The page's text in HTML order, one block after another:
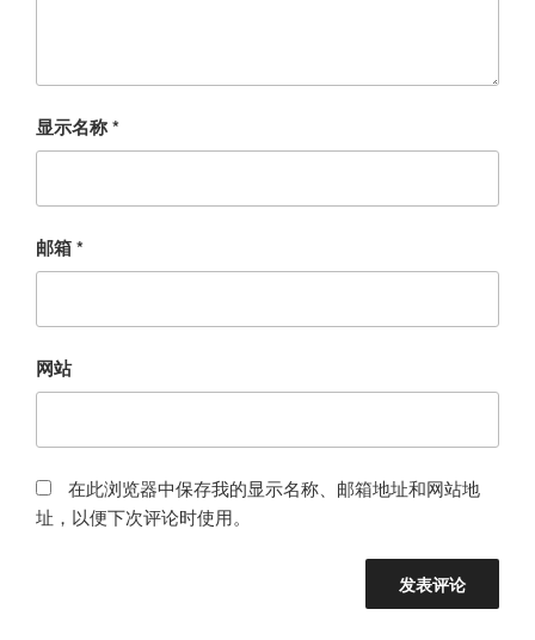
显示名称*
邮箱*
网站
在此浏览器中保存我的显示名称、邮箱地址和网站地
址，以便下次评论时使用。